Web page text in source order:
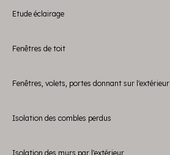
Etude éclairage
Fenêtres de toit
Fenêtres, volets, portes donnant sur l'extérieur
Isolation des combles perdus
Isolation des murs par l'extérieur